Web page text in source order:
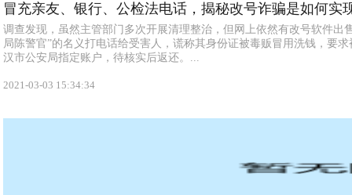
冒充亲友、银行、公检法电话，揭秘改号诈骗是如何实
调查发现，虽然主管部门多次开展清理整治，但网上依然有改号软件出
局陈警官”的名义打电话给受害人，谎称其身份证被毒贩冒用洗钱，要
汉市公安局指定账户，待核实后返还。...
2021-03-03 15:34:34